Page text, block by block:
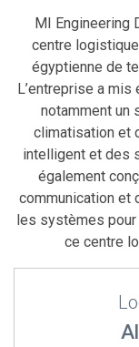
MI Engineering
centre
égyptienne de
L’entreprise a
notamment un
climatisation et
intelligent et des
également
communication et
les systèmes
ce centre